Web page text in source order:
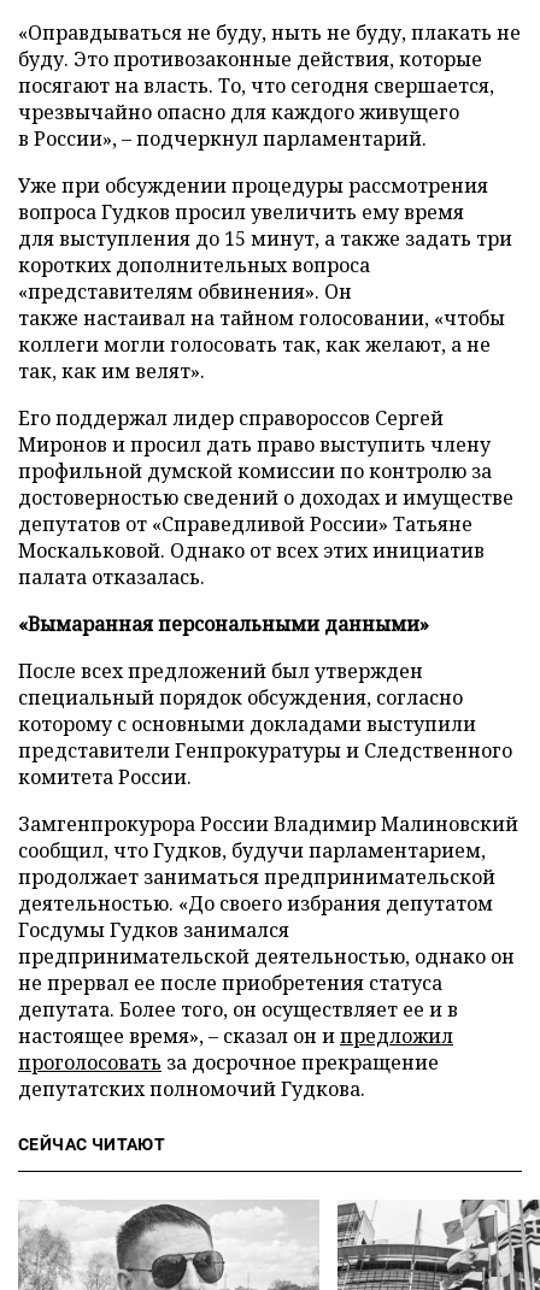
«Оправдываться не буду, ныть не буду, плакать не
буду. Это противозаконные действия, которые
посягают на власть. То, что сегодня свершается,
чрезвычайно опасно для каждого живущего
в России», – подчеркнул парламентарий.
Уже при обсуждении процедуры рассмотрения
вопроса Гудков просил увеличить ему время
для выступления до 15 минут, а также задать три
коротких дополнительных вопроса
«представителям обвинения». Он
также настаивал на тайном голосовании, «чтобы
коллеги могли голосовать так, как желают, а не
так, как им велят».
Его поддержал лидер справороссов Сергей
Миронов и просил дать право выступить члену
профильной думской комиссии по контролю за
достоверностью сведений о доходах и имуществе
депутатов от «Справедливой России» Татьяне
Москальковой. Однако от всех этих инициатив
палата отказалась.
«Вымаранная персональными данными»
После всех предложений был утвержден
специальный порядок обсуждения, согласно
которому с основными докладами выступили
представители Генпрокуратуры и Следственного
комитета России.
Замгенпрокурора России Владимир Малиновский
сообщил, что Гудков, будучи парламентарием,
продолжает заниматься предпринимательской
деятельностью. «До своего избрания депутатом
Госдумы Гудков занимался
предпринимательской деятельностью, однако он
не прервал ее после приобретения статуса
депутата. Более того, он осуществляет ее и в
настоящее время», – сказал он ипредложил
проголосовать за досрочное прекращение
депутатских полномочий Гудкова.
СЕЙЧАС ЧИТАЮТ